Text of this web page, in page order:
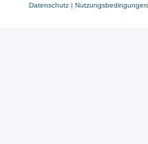
Datenschutz| Nutzungsbedingungen